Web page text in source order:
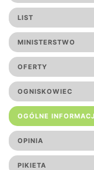
LIST
MINISTERSTWO
OFERTY
OGNISKOWIEC
OGÓLNE
OPINIA
PIKIETA